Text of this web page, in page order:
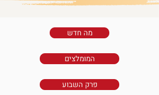
מה חדש
המומלצים
פרק השבוע